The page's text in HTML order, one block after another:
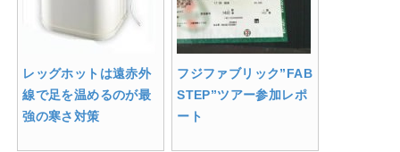
レッグホットは遠赤外
線で足を温めるのが最
強の寒さ対策
フジファブリック”FAB
STEP”ツアー参加レポ
ート